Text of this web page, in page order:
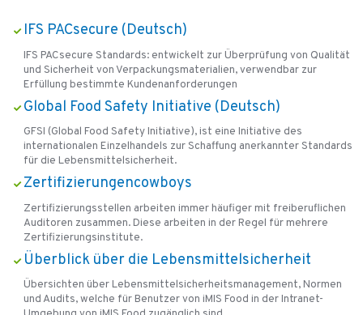
IFS PACsecure (Deutsch)
IFS PACsecure Standards: entwickelt zur Überprüfung von Qualität
und Sicherheit von Verpackungsmaterialien, verwendbar zur
Erfüllung bestimmte Kundenanforderungen
Global Food Safety Initiative (Deutsch)
GFSI (Global Food Safety Initiative), ist eine Initiative des
internationalen Einzelhandels zur Schaffung anerkannter Standards
für die Lebensmittelsicherheit.
Zertifizierungencowboys
Zertifizierungsstellen arbeiten immer häufiger mit freiberuflichen
Auditoren zusammen. Diese arbeiten in der Regel für mehrere
Zertifizierungsinstitute.
Überblick über die Lebensmittelsicherheit
Übersichten über Lebensmittelsicherheitsmanagement, Normen
und Audits, welche für Benutzer von iMIS Food in der Intranet-